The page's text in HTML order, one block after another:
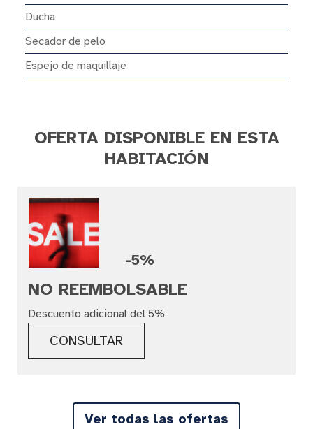
Ducha
Secador de pelo
Espejo de maquillaje
OFERTA DISPONIBLE EN ESTA
HABITACIÓN
-5%
NO REEMBOLSABLE
Descuento adicional del 5%
CONSULTAR
Ver todas las ofertas